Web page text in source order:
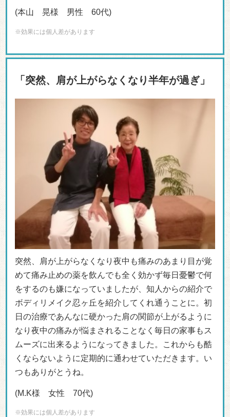
(本山 晃様 男性 60代)
※効果には個人差があります
「突然、肩が上がらなくなり半年が過ぎ」
突然、肩が上がらなくなり夜中も痛みのあまり目が覚
めて痛み止めの薬を飲んでも全く効かず毎日憂鬱で何
をするのも嫌になっていましたが、知人からの紹介で
ボディリメイク忍ヶ丘を紹介してくれ通うことに。初
日の治療であんなに硬かった肩の関節が上がるように
なり夜中の痛みが悩まされることなく毎日の家事もス
ムーズに出来るようになってきました。これからも酷
くならないように定期的に通わせていただきます。い
つもありがとうね。
(M.K様 女性 70代)
※効果には個人差があります